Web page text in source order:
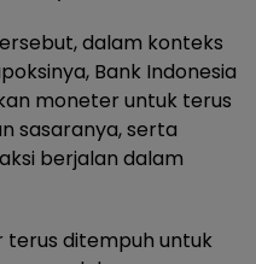
dalam konteks
Bank Indonesia
moneter untuk terus
sasaranya, serta
berjalan dalam
ditempuh untuk